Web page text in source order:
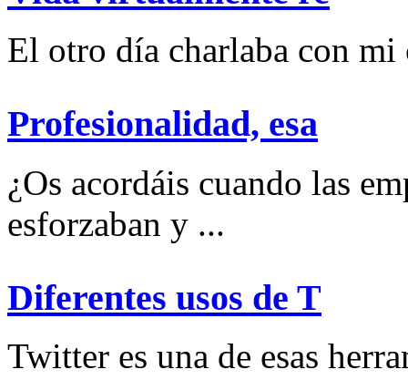
El otro día charlaba con
Profesionalidad, esa
¿Os acordáis cuando las
esforzaban y ...
Diferentes usos de T
Twitter es una de esas